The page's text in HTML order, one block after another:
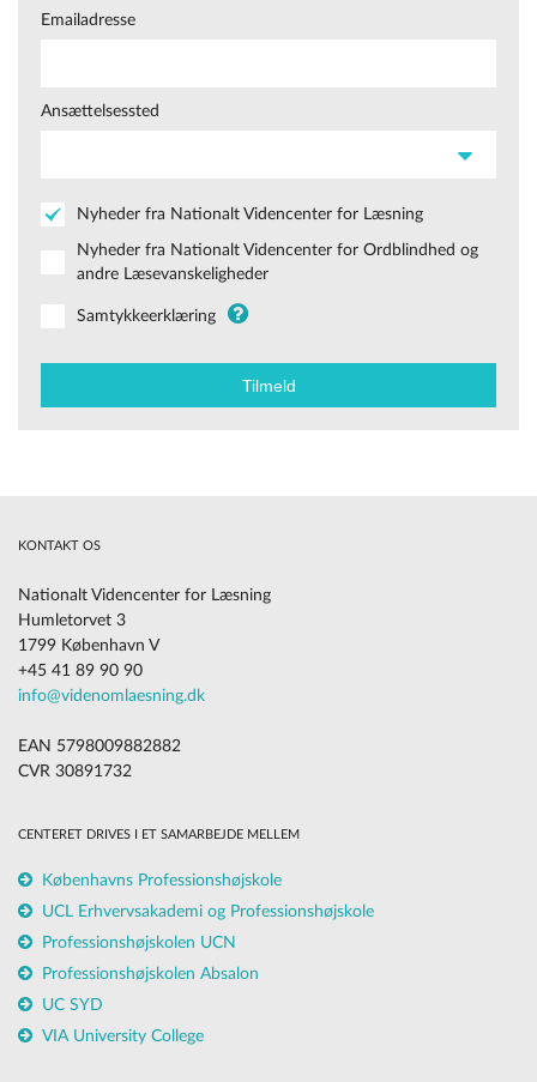
Emailadresse
Ansættelsessted
Nyheder fra Nationalt Videncenter for Læsning
Nyheder fra Nationalt Videncenter for Ordblindhed og
andre Læsevanskeligheder
Samtykkeerklæring
KONTAKT OS
Nationalt Videncenter for Læsning
Humletorvet 3
1799 København V
+45 41 89 90 90
info@videnomlaesning.dk
EAN 5798009882882
CVR 30891732
CENTERET DRIVES I ET SAMARBEJDE MELLEM
Københavns Professionshøjskole
UCL Erhvervsakademi og Professionshøjskole
Professionshøjskolen UCN
Professionshøjskolen Absalon
UC SYD
VIA University College